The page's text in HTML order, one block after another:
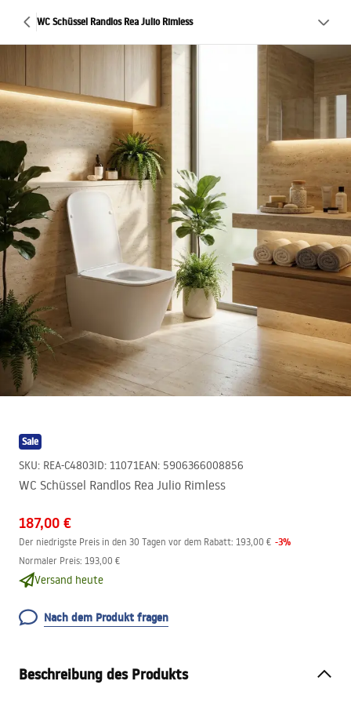
WC Schüssel Randlos Rea Julio Rimless
Sale
SKU: REA-C4803ID: 11071EAN: 5906366008856
WC Schüssel Randlos Rea Julio Rimless
187,00 €
Der niedrigste Preis in den 30 Tagen vor dem Rabatt: 193,00 € -3%
Normaler Preis: 193,00 €
Versand heute
Nach dem Produkt fragen
Beschreibung des Produkts